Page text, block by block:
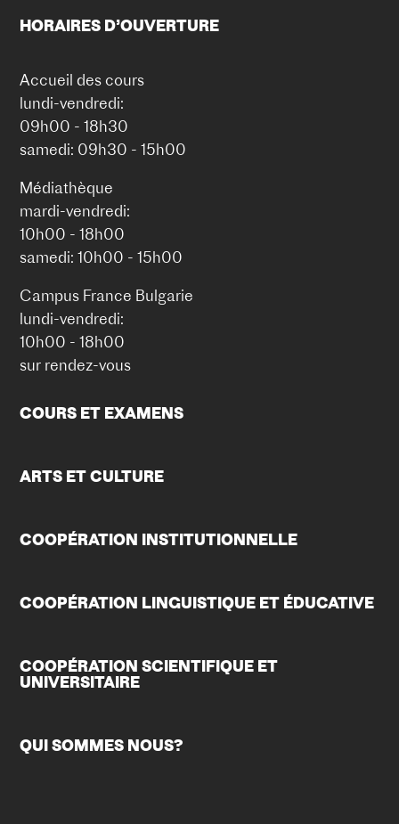
HORAIRES D’OUVERTURE
Accueil des cours
lundi-vendredi:
09h00 - 18h30
samedi: 09h30 - 15h00
Médiathèque
mardi-vendredi:
10h00 - 18h00
samedi: 10h00 - 15h00
Campus France Bulgarie
lundi-vendredi:
10h00 - 18h00
sur rendez-vous
COURS ET EXAMENS
ARTS ET CULTURE
COOPÉRATION INSTITUTIONNELLE
COOPÉRATION LINGUISTIQUE ET ÉDUCATIVE
COOPÉRATION SCIENTIFIQUE ET
UNIVERSITAIRE
QUI SOMMES NOUS?